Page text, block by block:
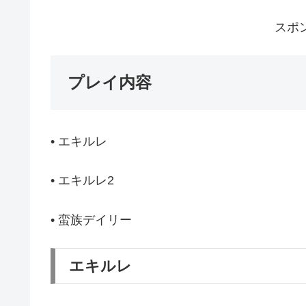
スポ
プレイ内容
• エキルレ
• エキルレ2
• 蛮族デイリー
エキルレ